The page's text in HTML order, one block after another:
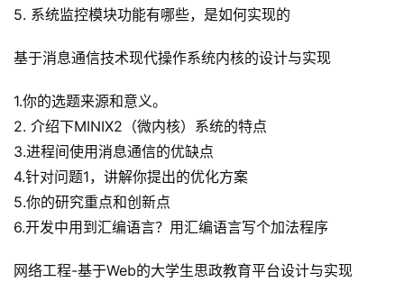
5. 系统监控模块功能有哪些，是如何实现的
基于消息通信技术现代操作系统内核的设计与实现
1.你的选题来源和意义。
2. 介绍下MINIX2（微内核）系统的特点
3.进程间使用消息通信的优缺点
4.针对问题1，讲解你提出的优化方案
5.你的研究重点和创新点
6.开发中用到汇编语言？用汇编语言写个加法程序
网络工程-基于Web的大学生思政教育平台设计与实现